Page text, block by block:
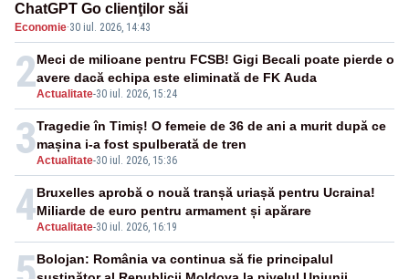
ChatGPT Go clienţilor săi
Economie·30 iul. 2026, 14:43
2Actualitate-30 iul. 2026, 15:24
Meci de milioane pentru FCSB! Gigi Becali poate pierde o
avere dacă echipa este eliminată de FK Auda
3Actualitate-30 iul. 2026, 15:36
Tragedie în Timiș! O femeie de 36 de ani a murit după ce
mașina i-a fost spulberată de tren
4Actualitate-30 iul. 2026, 16:19
Bruxelles aprobă o nouă tranșă uriașă pentru Ucraina!
Miliarde de euro pentru armament și apărare
Bolojan: România va continua să fie principalul